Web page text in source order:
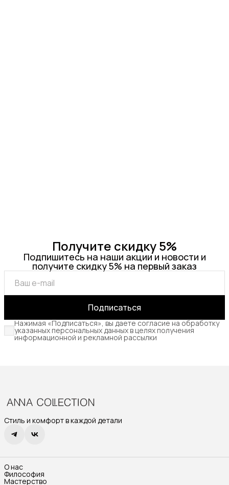
Получите скидку 5%
Подпишитесь на наши акции и новости и
получите скидку 5% на первый заказ
Подписаться
Нажимая «Подписаться», вы даете согласие на обработку
указанных персональных данных в целях получения
информационной и рекламной рассылки
Стиль и комфорт в каждой детали
О нас
Философия
Мастерство